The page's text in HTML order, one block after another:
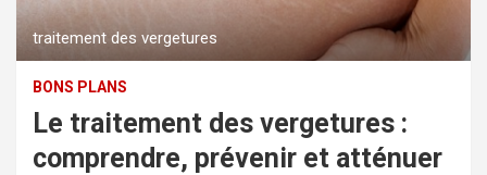
traitement des vergetures
BONS PLANS
Le traitement des vergetures :
comprendre, prévenir et atténuer